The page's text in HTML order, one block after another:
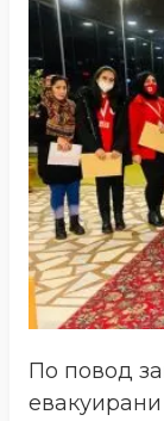
По повод